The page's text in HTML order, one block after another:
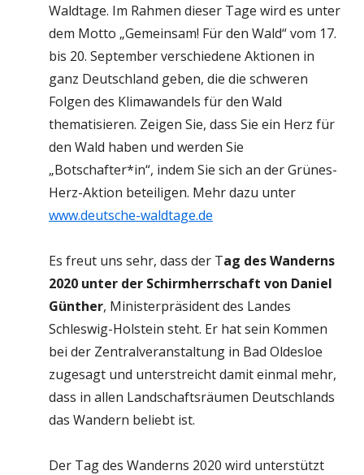
Waldtage. Im Rahmen dieser Tage wird es unter
dem Motto „Gemeinsam! Für den Wald“ vom 17.
bis 20. September verschiedene Aktionen in
ganz Deutschland geben, die die schweren
Folgen des Klimawandels für den Wald
thematisieren. Zeigen Sie, dass Sie ein Herz für
den Wald haben und werden Sie
„Botschafter*in“, indem Sie sich an der Grünes-
Herz-Aktion beteiligen. Mehr dazu unter
www.deutsche-waldtage.de
Es freut uns sehr, dass der Tag des Wanderns
2020 unter der Schirmherrschaft von Daniel
Günther, Ministerpräsident des Landes
Schleswig-Holstein steht. Er hat sein Kommen
bei der Zentralveranstaltung in Bad Oldesloe
zugesagt und unterstreicht damit einmal mehr,
dass in allen Landschaftsräumen Deutschlands
das Wandern beliebt ist.
Der Tag des Wanderns 2020 wird unterstützt